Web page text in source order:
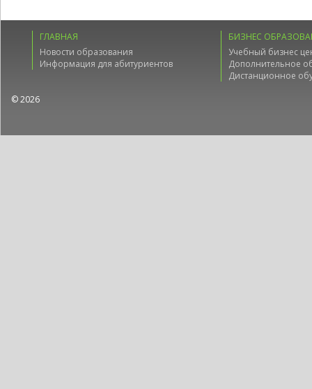
ГЛАВНАЯ
Новости образования
Информация для абитуриентов
БИЗНЕС
Учебный бизнес
Дополнительное
Дистанционное
© 2026